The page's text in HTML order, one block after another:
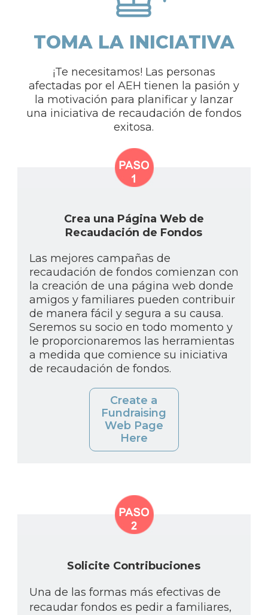
TOMA LA INICIATIVA
¡Te necesitamos! Las personas
afectadas por el AEH tienen la pasión y
la motivación para planificar y lanzar
una iniciativa de recaudación de fondos
exitosa.
Crea una Página Web de
Recaudación de Fondos
Las mejores campañas de
recaudación de fondos comienzan con
la creación de una página web donde
amigos y familiares pueden contribuir
de manera fácil y segura a su causa.
Seremos su socio en todo momento y
le proporcionaremos las herramientas
a medida que comience su iniciativa
de recaudación de fondos.
Create a
Fundraising
Web Page
Here
Solicite Contribuciones
Una de las formas más efectivas de
recaudar fondos es pedir a familiares,